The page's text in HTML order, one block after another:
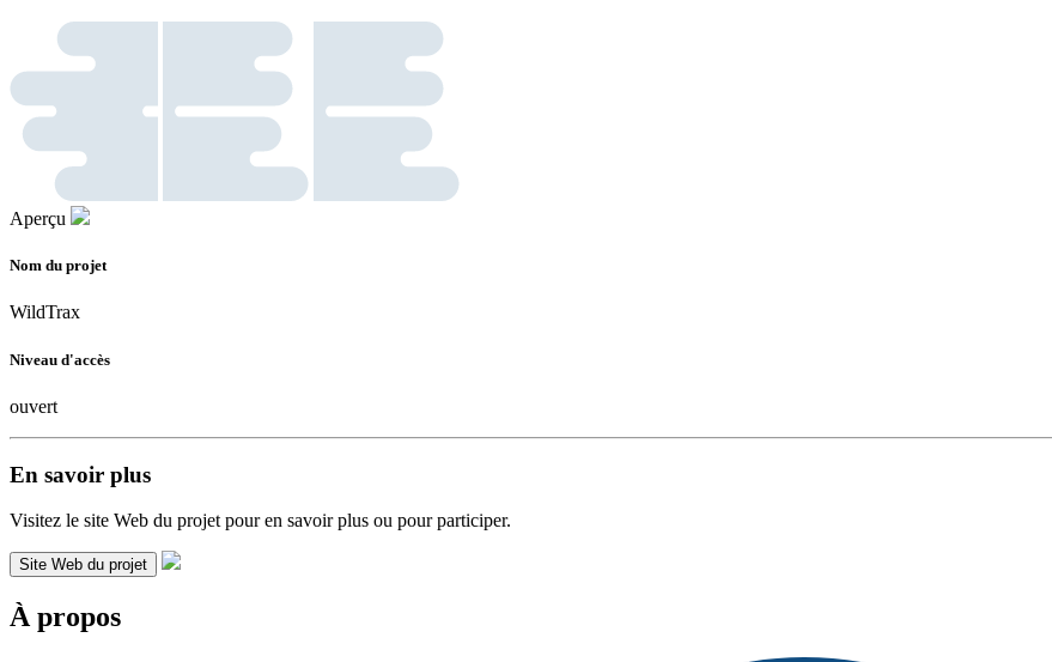
Aperçu
Nom du projet
WildTrax
Niveau d'accès
ouvert
En savoir plus
Visitez le site Web du projet pour en savoir plus ou pour participer.
Site Web du projet
À propos